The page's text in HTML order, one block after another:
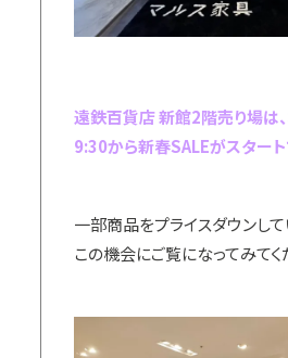
遠鉄百貨店 新館2階売り場は
9:30から新春SALEがスタート
一部商品をプライスダウンし
この機会にご覧になってみてく